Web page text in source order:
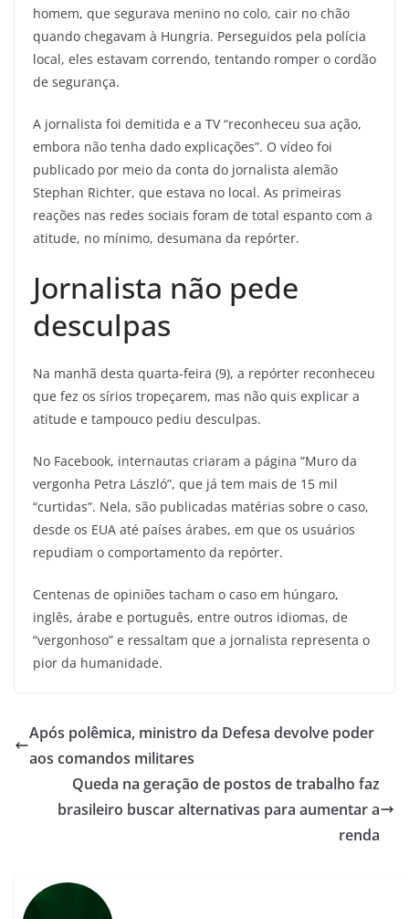
homem, que segurava menino no colo, cair no chão
quando chegavam à Hungria. Perseguidos pela polícia
local, eles estavam correndo, tentando romper o cordão
de segurança.
A jornalista foi demitida e a TV “reconheceu sua ação,
embora não tenha dado explicações”. O vídeo foi
publicado por meio da conta do jornalista alemão
Stephan Richter, que estava no local. As primeiras
reações nas redes sociais foram de total espanto com a
atitude, no mínimo, desumana da repórter.
Jornalista não pede
desculpas
Na manhã desta quarta-feira (9), a repórter reconheceu
que fez os sírios tropeçarem, mas não quis explicar a
atitude e tampouco pediu desculpas.
No Facebook, internautas criaram a página “Muro da
vergonha Petra László”, que já tem mais de 15 mil
“curtidas”. Nela, são publicadas matérias sobre o caso,
desde os EUA até países árabes, em que os usuários
repudiam o comportamento da repórter.
Centenas de opiniões tacham o caso em húngaro,
inglês, árabe e português, entre outros idiomas, de
“vergonhoso” e ressaltam que a jornalista representa o
pior da humanidade.
Após polêmica, ministro da Defesa devolve poder
aos comandos militares
Queda na geração de postos de trabalho faz
brasileiro buscar alternativas para aumentar a
renda